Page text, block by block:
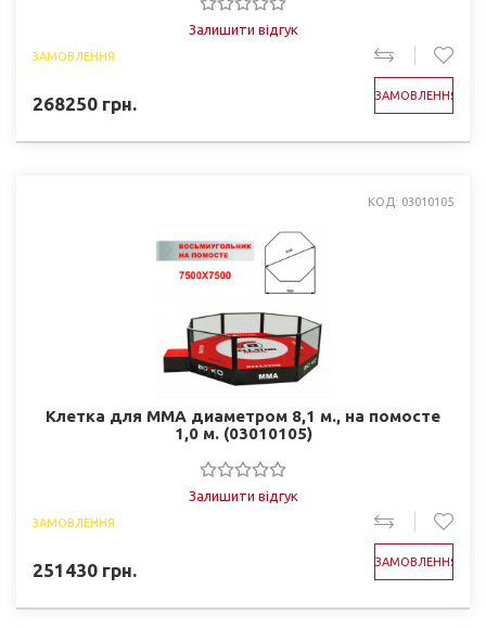
Залишити відгук
ЗАМОВЛЕННЯ
268250 грн. ЗАМОВЛЕННЯ
КОД: 03010105
Клетка для ММА диаметром 8,1 м., на помосте
1,0 м. (03010105)
Залишити відгук
ЗАМОВЛЕННЯ
251430 грн. ЗАМОВЛЕННЯ